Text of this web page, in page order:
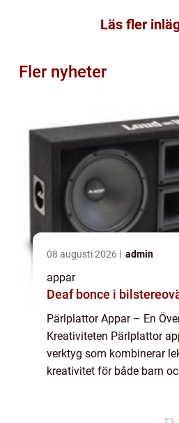
Läs fler
Fler nyheter
08 augusti 2026 admin
appar
Deaf bonce i
Pärlplattor Appar – En
Kreativiteten Pärlplattor
verktyg som kombinerar
kreativitet för både barn